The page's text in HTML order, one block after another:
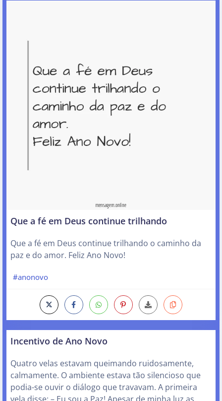
Que a fé em Deus continue trilhando
Que a fé em Deus continue trilhando o caminho da
paz e do amor. Feliz Ano Novo!
#anonovo
Incentivo de Ano Novo
Quatro velas estavam queimando ruidosamente,
calmamente. O ambiente estava tão silencioso que
podia-se ouvir o diálogo que travavam. A primeira